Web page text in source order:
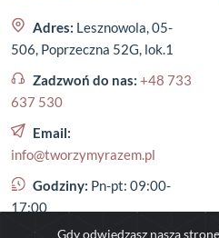
Adres: Lesznowola, 05-
506, Poprzeczna 52G, lok.1
Zadzwoń do nas: +48 733
637 530
Email:
info@tworzymyrazem.pl
Godziny: Pn-pt: 09:00-
17:00
Gdy odwiedzasz naszą